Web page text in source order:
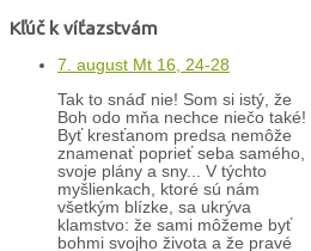
Kľúč k víťazstvám
7. august Mt 16, 24-28
Tak to snáď nie! Som si istý, že
Boh odo mňa nechce niečo také!
Byť kresťanom predsa nemôže
znamenať poprieť seba samého,
svoje plány a sny... V týchto
myšlienkach, ktoré sú nám
všetkým blízke, sa ukrýva
klamstvo: že sami môžeme byť
bohmi svojho života a že pravé